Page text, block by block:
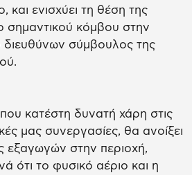
και ενισχύει τη θέση της
σημαντικού κόμβου στην
διευθύνων σύμβουλος της
κατέστη δυνατή χάρη στις
μας συνεργασίες, θα ανοίξει
εξαγωγών στην περιοχή,
ότι το φυσικό αέριο και η